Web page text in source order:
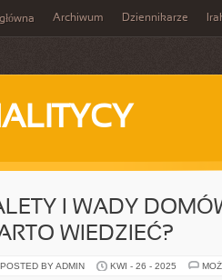
Archiwum Dziennikarze
I WADY
WIEDZIEĆ?
POSTED BY ADMIN KWI - 26 - 2025